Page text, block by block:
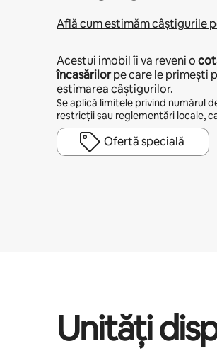
Află cum estimăm câștigurile
Acestui imobil îi va reveni o
încasărilorpe care le primești
estimarea câștigurilor.
Se aplică limitele privind numărul
restricții sau reglementări locale,
Ofertă specială
Unități